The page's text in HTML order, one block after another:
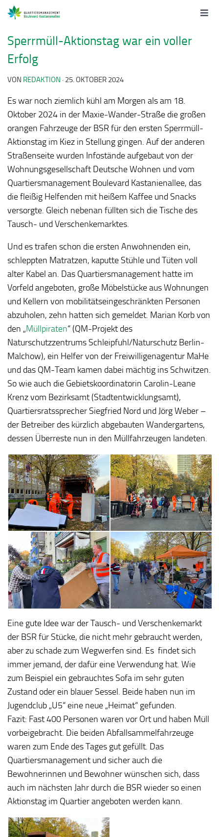
Sperrmüll-Aktionstag war ein voller
Erfolg
VON REDAKTION · 25. OKTOBER 2024
Es war noch ziemlich kühl am Morgen als am 18.
Oktober 2024 in der Maxie-Wander-Straße die großen
orangen Fahrzeuge der BSR für den ersten Sperrmüll-
Aktionstag im Kiez in Stellung gingen. Auf der anderen
Straßenseite wurden Infostände aufgebaut von der
Wohnungsgesellschaft Deutsche Wohnen und vom
Quartiersmanagement Boulevard Kastanienallee, das
die fleißig Helfenden mit heißem Kaffee und Snacks
versorgte. Gleich nebenan füllten sich die Tische des
Tausch- und Verschenkemarktes.
Und es trafen schon die ersten Anwohnenden ein,
schleppten Matratzen, kaputte Stühle und Tüten voll
alter Kabel an. Das Quartiersmanagement hatte im
Vorfeld angeboten, große Möbelstücke aus Wohnungen
und Kellern von mobilitätseingeschränkten Personen
abzuholen, zehn hatten sich gemeldet. Marian Korb von
den „Müllpiraten“ (QM-Projekt des
Naturschutzzentrums Schleipfuhl/Naturschutz Berlin-
Malchow), ein Helfer von der Freiwilligenagentur MaHe
und das QM-Team kamen dabei mächtig ins Schwitzen.
So wie auch die Gebietskoordinatorin Carolin-Leane
Krenz vom Bezirksamt (Stadtentwicklungsamt),
Quartiersratssprecher Siegfried Nord und Jörg Weber –
der Betreiber des kürzlich abgebauten Wandergartens,
dessen Überreste nun in den Müllfahrzeugen landeten.
Eine gute Idee war der Tausch- und Verschenkemarkt
der BSR für Stücke, die nicht mehr gebraucht werden,
aber zu schade zum Wegwerfen sind. Es findet sich
immer jemand, der dafür eine Verwendung hat. Wie
zum Beispiel ein gebrauchtes Sofa im sehr guten
Zustand oder ein blauer Sessel. Beide haben nun im
Jugendclub „U5“ eine neue „Heimat“ gefunden.
Fazit: Fast 400 Personen waren vor Ort und haben Müll
vorbeigebracht. Die beiden Abfallsammelfahrzeuge
waren zum Ende des Tages gut gefüllt. Das
Quartiersmanagement und sicher auch die
Bewohnerinnen und Bewohner wünschen sich, dass
auch im nächsten Jahr durch die BSR wieder so einen
Aktionstag im Quartier angeboten werden kann.